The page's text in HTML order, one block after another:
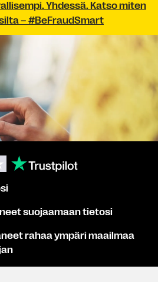
Yhdessä. Katso miten
– #BeFraudSmart
suojaamaan tietosi
rahaa ympäri maailmaa